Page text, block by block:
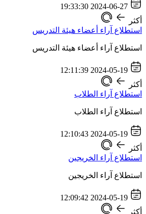
2024-06-27 19:33:30
أكثر
استطلاع آراء أعضاء هيئة التدريس
استطلاع آراء أعضاء هيئة التدريس
2024-05-19 12:11:39
أكثر
استطلاع آراء الطلاب
استطلاع آراء الطلاب
2024-05-19 12:10:43
أكثر
استطلاع آراء الخريجين
استطلاع آراء الخريجين
2024-05-19 12:09:42
أكثر